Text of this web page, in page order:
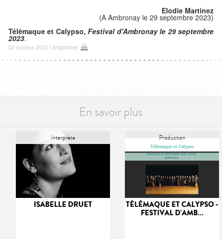
Elodie Martinez
(A Ambronay le 29 septembre 2023)
Télémaque et Calypso,Festival d'Ambronay le 29 septembre
2023.
02 octobre 2023 | Imprimer
En savoir plus
Interprète
ISABELLE DRUET
Production
TÉLÉMAQUE ET CALYPSO -
FESTIVAL D'AMB...